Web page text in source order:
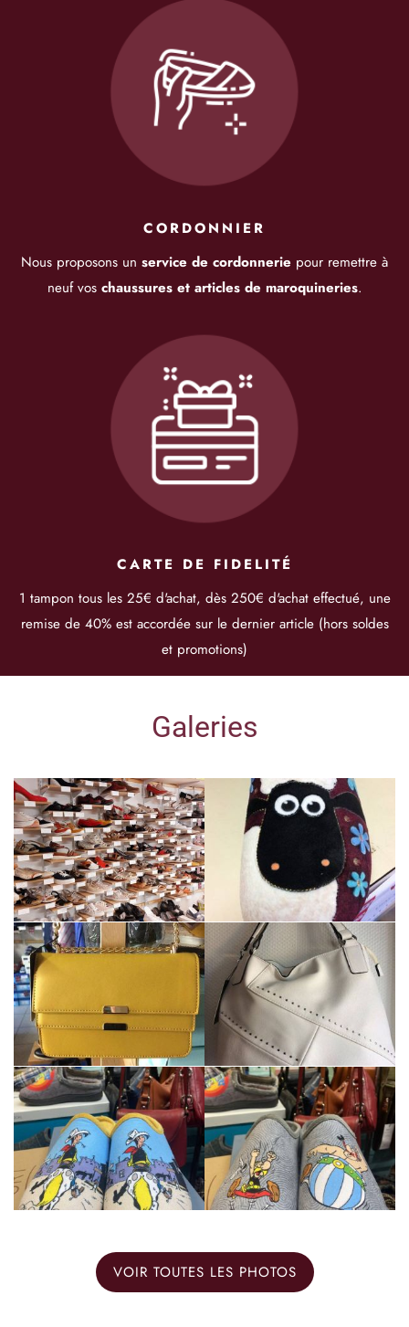
CORDONNIER
Nous proposons un service de cordonnerie pour remettre à
neuf voschaussures et articles de maroquineries.
CARTE DE FIDELITÉ
1 tampon tous les 25€ d'achat, dès 250€ d'achat effectué, une
remise de 40% est accordée sur le dernier article (hors soldes
et promotions)
Galeries
VOIR TOUTES LES PHOTOS